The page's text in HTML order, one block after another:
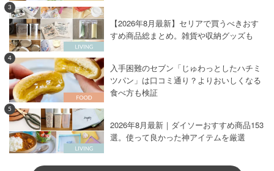
3
【2026年8月最新】セリアで買うべきおす
すめ商品総まとめ。雑貨や収納グッズも
4
入手困難のセブン「じゅわっとしたハチミ
ツパン」は口コミ通り？よりおいしくなる
食べ方も検証
5
2026年8月最新｜ダイソーおすすめ商品153
選。使って良かった神アイテムを厳選